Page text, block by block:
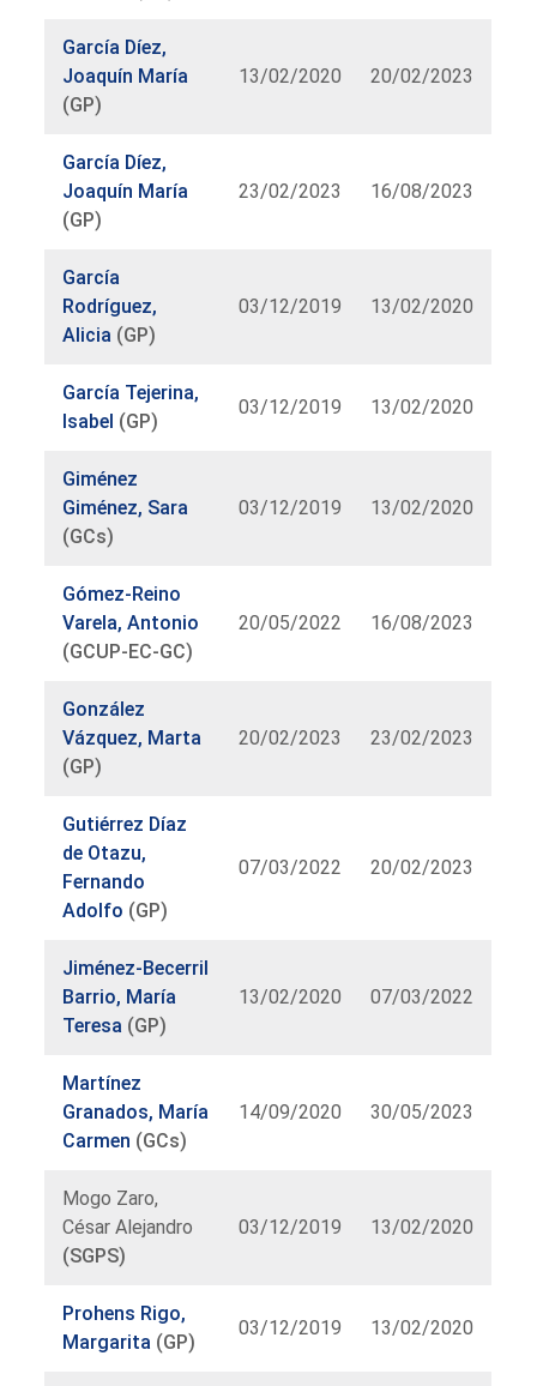
García Díez,
Joaquín María
(GP)
13/02/2020 20/02/2023
García Díez,
Joaquín María
(GP)
23/02/2023 16/08/2023
García
Rodríguez,
Alicia (GP)
03/12/2019 13/02/2020
García Tejerina,
Isabel (GP)
03/12/2019 13/02/2020
Giménez
Giménez, Sara
(GCs)
03/12/2019 13/02/2020
Gómez-Reino
Varela, Antonio
(GCUP-EC-GC)
20/05/2022 16/08/2023
González
Vázquez, Marta
(GP)
20/02/2023 23/02/2023
Gutiérrez Díaz
de Otazu,
Fernando
Adolfo (GP)
07/03/2022 20/02/2023
Jiménez-Becerril
Barrio, María
Teresa (GP)
13/02/2020 07/03/2022
Martínez
Granados, María
Carmen (GCs)
14/09/2020 30/05/2023
Mogo Zaro,
César Alejandro
(SGPS)
03/12/2019 13/02/2020
Prohens Rigo,
Margarita (GP)
03/12/2019 13/02/2020